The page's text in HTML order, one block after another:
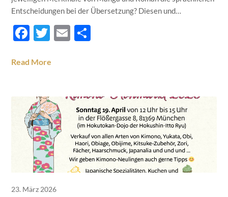
Entscheidungen bei der Übersetzung? Diesen und…
Facebook
Twitter
Email
Read More
23. März 2026